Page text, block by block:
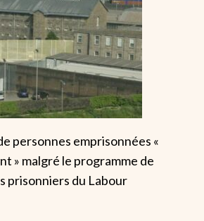
personnes emprisonnées «
» malgré le programme de
prisonniers du Labour